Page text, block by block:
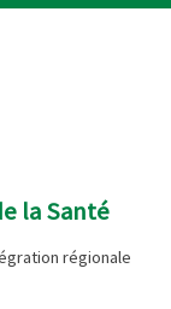
la Santé
régionale